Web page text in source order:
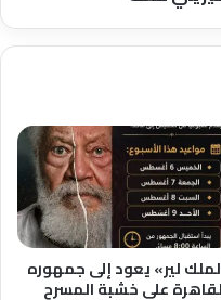
لير» يعود إلى جمهوره
على خشبة المسرح